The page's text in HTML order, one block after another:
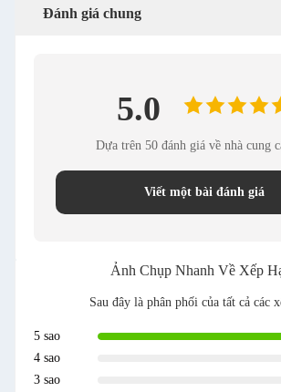
Đánh giá chung
5.0
Dựa trên 50 đánh giá về nhà cung
Viết một bài đánh giá
Ảnh Chụp Nhanh Về Xếp
Sau đây là phân phối của tất cả các
5 sao
4 sao
3 sao